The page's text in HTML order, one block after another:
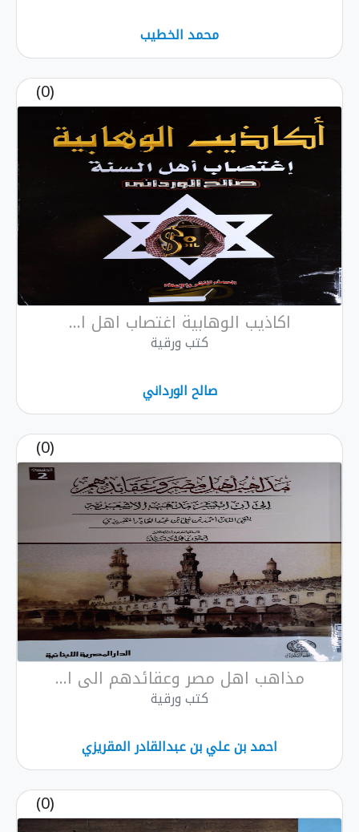
محمد الخطيب
(0)
اكاذيب الوهابية اغتصاب اهل ا...
كتب ورقية
صالح الورداني
(0)
مذاهب اهل مصر وعقائدهم الى ا...
كتب ورقية
احمد بن علي بن عبدالقادر المقريزي
(0)